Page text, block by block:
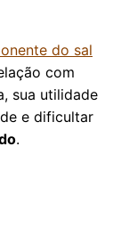
do sal
com
sua utilidade
e dificultar
.